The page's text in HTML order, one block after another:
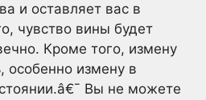
и оставляет вас в
чувство вины будет
Кроме того, измену
особенно измену в
Вы не можете